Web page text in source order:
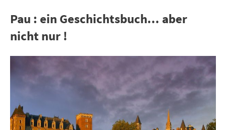
Pau : ein Geschichtsbuch... aber
nicht nur !